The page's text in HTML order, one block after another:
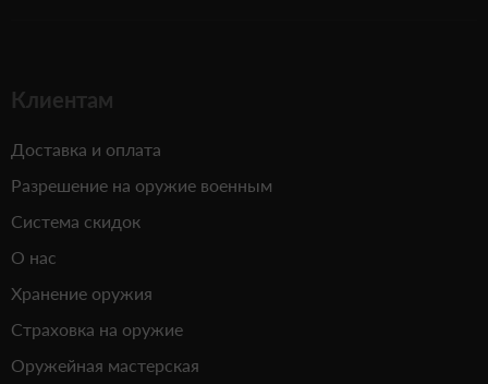
Клиентам
Доставка и оплата
Разрешение на оружие военным
Система скидок
О нас
Хранение оружия
Страховка на оружие
Оружейная мастерская